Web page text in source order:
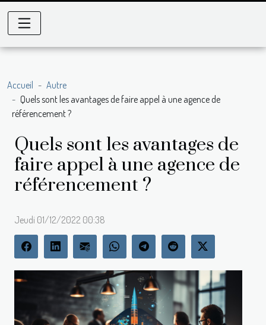
Accueil
Autre
Quels sont les avantages de faire appel à une agence de
référencement ?
Quels sont les avantages de
faire appel à une agence de
référencement ?
Jeudi 01/12/2022 00:38